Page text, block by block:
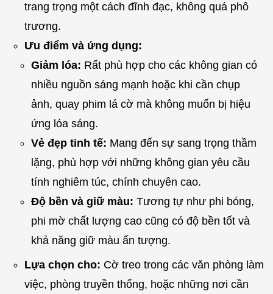
trang trọng một cách đĩnh đạc, không quá phô
trương.
Ưu điểm và ứng dụng:
Giảm lóa: Rất phù hợp cho các không gian có
nhiều nguồn sáng mạnh hoặc khi cần chụp
ảnh, quay phim lá cờ mà không muốn bị hiệu
ứng lóa sáng.
Vẻ đẹp tinh tế: Mang đến sự sang trọng thầm
lặng, phù hợp với những không gian yêu cầu
tính nghiêm túc, chính chuyên cao.
Độ bền và giữ màu: Tương tự như phi bóng,
phi mờ chất lượng cao cũng có độ bền tốt và
khả năng giữ màu ấn tượng.
Lựa chọn cho: Cờ treo trong các văn phòng làm
việc, phòng truyền thống, hoặc những nơi cần